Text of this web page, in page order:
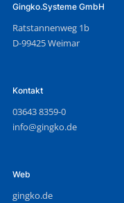
Gingko.Systeme GmbH
Ratstannenweg 1b
D-99425 Weimar
Kontakt
03643 8359-0
info@gingko.de
Web
gingko.de